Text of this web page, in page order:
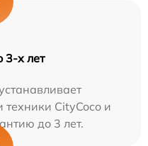
3-х лет
техники CityCoco и
до 3 лет.